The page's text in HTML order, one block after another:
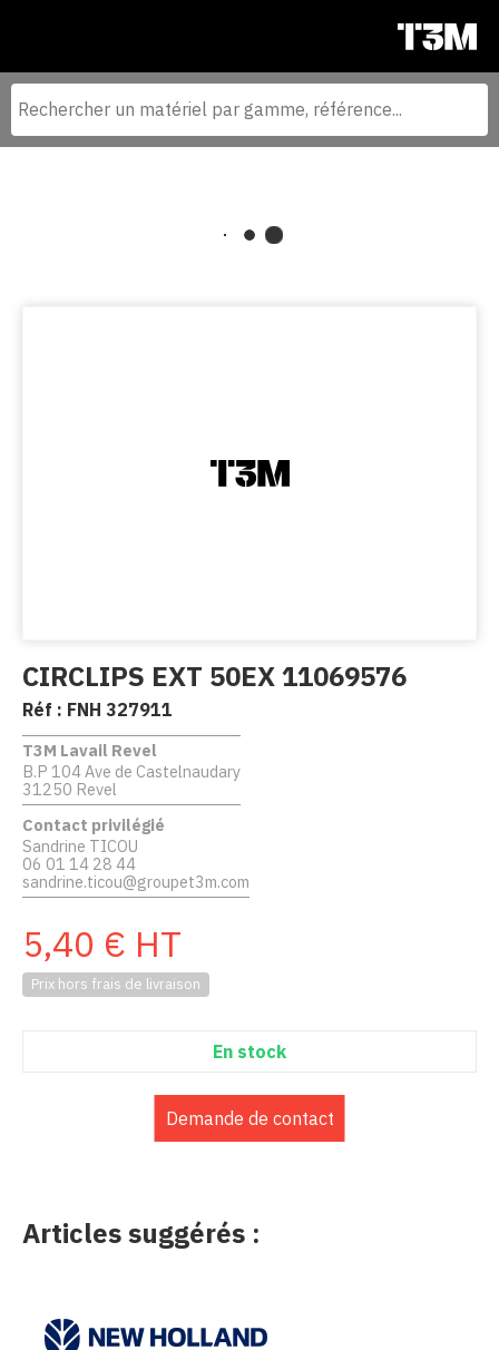
CIRCLIPS EXT 50EX 11069576
Réf : FNH 327911
T3M Lavail Revel
B.P 104 Ave de Castelnaudary
31250 Revel
Contact privilégié
Sandrine TICOU
06 01 14 28 44
sandrine.ticou@groupet3m.com
5,40 € HT
Prix hors frais de livraison
En stock
Demande de contact
Articles suggérés :